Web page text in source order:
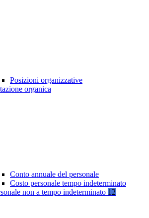
Posizioni organizzative
organica
Conto annuale del personale
Costo personale tempo indeterminato
non a tempo indeterminato 12